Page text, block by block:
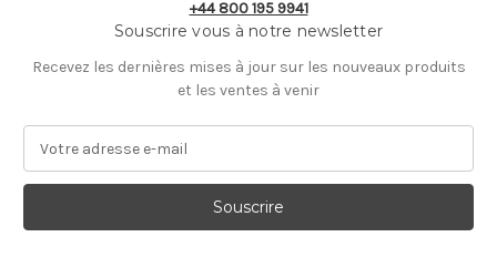
+44 800 195 9941
Souscrire vous à notre newsletter
Recevez les dernières mises à jour sur les nouveaux produits
et les ventes à venir
r
s